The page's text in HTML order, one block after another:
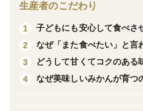
この度はご覧いただき誠にあ
以下の説明文・ご注意点を
よう宜しくお願い致します。
生産者のこだわり
1
子どもにも安心して食べさ
2
なぜ「また食べたい」と言
3
どうして甘くてコクのある
4
なぜ美味しいみかんが育つ